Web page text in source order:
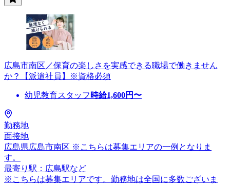
広島市南区／保育の楽しさを実感できる職場で働きません
か？【派遣社員】※資格必須
幼児教育スタッフ 時給1,600円〜
勤務地
面接地
広島県広島市南区 ※こちらは募集エリアの一例となりま
す。
最寄り駅：広島駅など
※こちらは募集エリアです。勤務地は全国に多数ございま